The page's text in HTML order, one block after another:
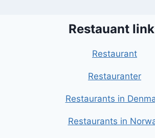
Restauant
Restaurant
Restauranter
Restaurants in
Restaurants in